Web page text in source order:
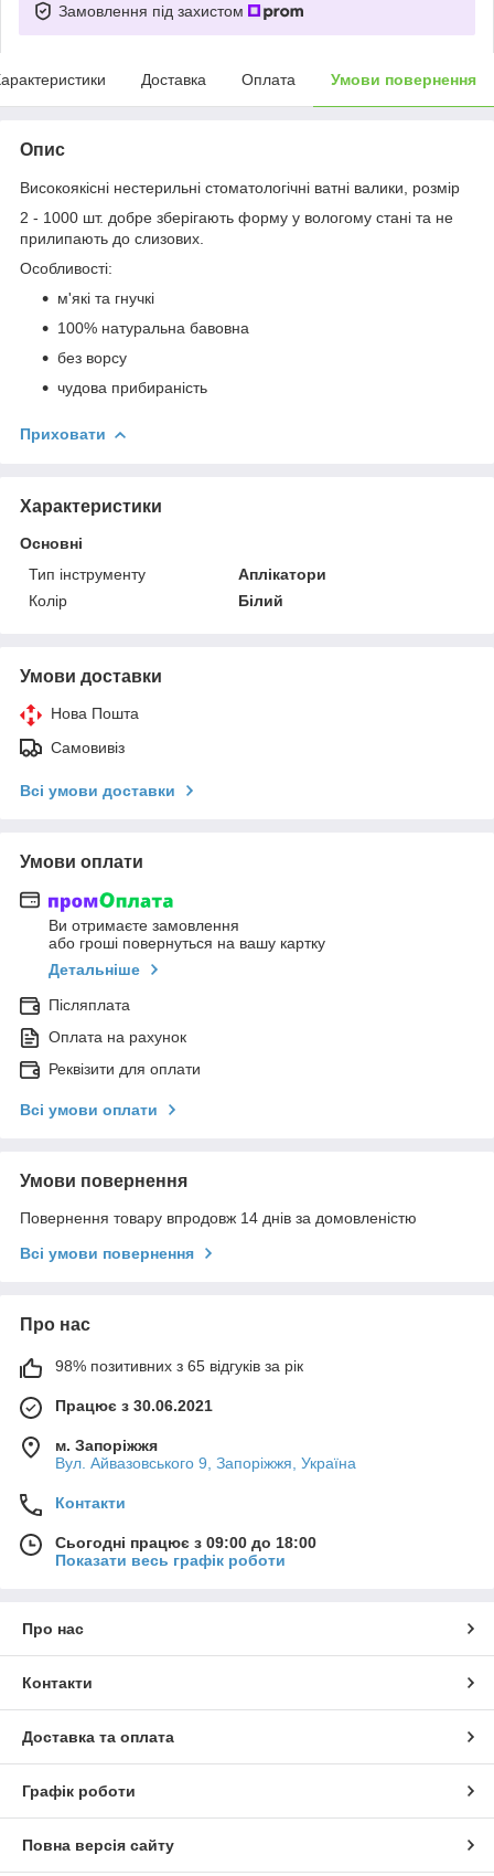
Замовлення під захистом
Доставка Оплата Умови повернення
Опис
Високоякісні нестерильні стоматологічні ватні валики, розмір
2 - 1000 шт. добре зберігають форму у вологому стані та не
прилипають до слизових.
Особливості:
м'які та гнучкі
100% натуральна бавовна
без ворсу
чудова прибираність
Приховати
Характеристики
Основні
Тип інструменту
Аплікатори
Колір
Білий
Умови доставки
Нова Пошта
Самовивіз
Всі умови доставки
Умови оплати
Ви отримаєте замовлення
або гроші повернуться на вашу картку
Детальніше
Післяплата
Оплата на рахунок
Реквізити для оплати
Всі умови оплати
Умови повернення
Повернення товару впродовж 14 днів за домовленістю
Всі умови повернення
Про нас
98% позитивних з 65 відгуків за рік
Працює з 30.06.2021
м. Запоріжжя
Вул. Айвазовського 9, Запоріжжя, Україна
Контакти
Сьогодні працює з 09:00 до 18:00
Показати весь графік роботи
Про нас
Контакти
Доставка та оплата
Графік роботи
Повна версія сайту